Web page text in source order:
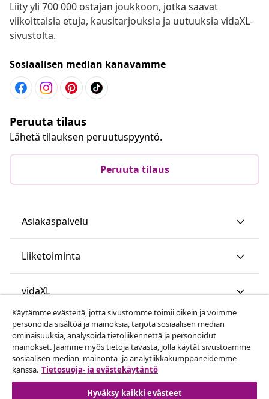
Liity yli 700 000 ostajan joukkoon, jotka saavat
viikoittaisia etuja, kausitarjouksia ja uutuuksia vidaXL-
sivustolta.
Sosiaalisen median kanavamme
Peruuta tilaus
Lähetä tilauksen peruutuspyyntö.
Peruuta tilaus
Asiakaspalvelu
Liiketoiminta
vidaXL
Löydä lisää
Käytämme evästeitä, jotta sivustomme toimii oikein ja voimme
personoida sisältöä ja mainoksia, tarjota sosiaalisen median
ominaisuuksia, analysoida tietoliikennettä ja personoidut
mainokset. Jaamme myös tietoja tavasta, jolla käytät sivustoamme
sosiaalisen median, mainonta- ja analytiikkakumppaneidemme
kanssa. Tietosuoja- ja evästekäytäntö
Hyväksy kaikki evästeet